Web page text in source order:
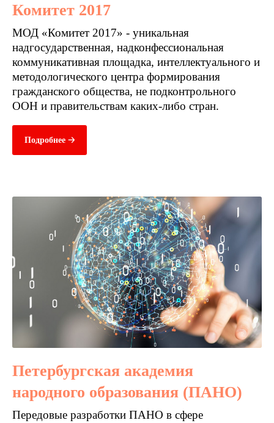
Комитет 2017
МОД «Комитет 2017» - уникальная
надгосударственная, надконфессиональная
коммуникативная площадка, интеллектуального и
методологического центра формирования
гражданского общества, не подконтрольного
ООН и правительствам каких-либо стран.
Подробнее 🡢
Петербургская академия
народного образования (ПАНО)
Передовые разработки ПАНО в сфере